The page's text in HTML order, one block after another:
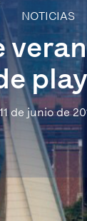
NOTICIAS
de junio de